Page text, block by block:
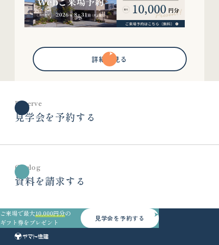
詳細を見る
Reserve
見学会を予約する
Catalog
資料を請求する
ご来場で最大10,000円分の
ギフト券をプレゼント
見学会を予約する